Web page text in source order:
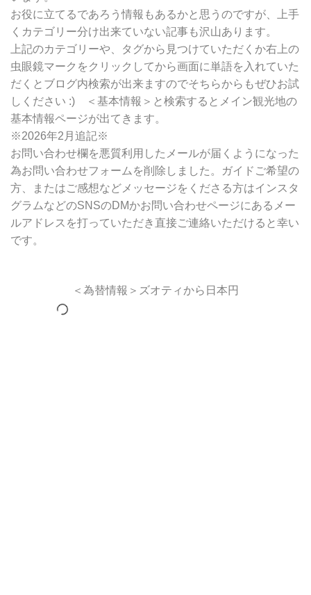
お役に立てるであろう情報もあるかと思うのですが、上手
くカテゴリー分け出来ていない記事も沢山あります。
上記のカテゴリーや、タグから見つけていただくか右上の
虫眼鏡マークをクリックしてから画面に単語を入れていた
だくとブログ内検索が出来ますのでそちらからもぜひお試
しください :) ＜基本情報＞と検索するとメイン観光地の
基本情報ページが出てきます。
※2026年2月追記※
お問い合わせ欄を悪質利用したメールが届くようになった
為お問い合わせフォームを削除しました。ガイドご希望の
方、またはご感想などメッセージをくださる方はインスタ
グラムなどのSNSのDMかお問い合わせページにあるメー
ルアドレスを打っていただき直接ご連絡いただけると幸い
です。
＜為替情報＞ズオティから日本円